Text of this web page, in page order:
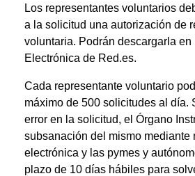
Los representantes voluntarios
a la solicitud una autorización de
voluntaria. Podrán descargarla en
Electrónica de Red.es.
Cada representante voluntario
máximo de 500 solicitudes al día.
error en la solicitud, el Órgano
subsanación del mismo mediante
electrónica y las pymes y
plazo de 10 días hábiles para